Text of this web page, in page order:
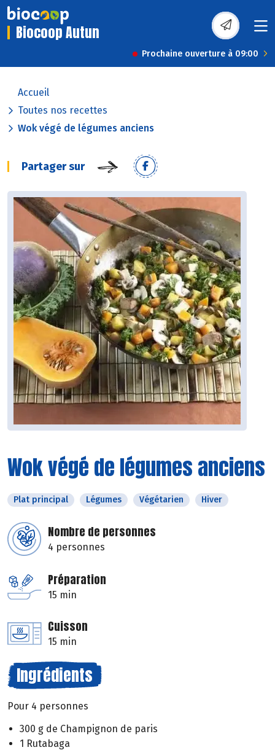
Biocoop Autun
Prochaine ouverture à 09:00
Accueil
Toutes nos recettes
Wok végé de légumes anciens
Partager sur
Wok végé de légumes anciens
Plat principal Légumes Végétarien Hiver
Nombre de personnes
4 personnes
Préparation
15 min
Cuisson
15 min
Ingrédients
Pour 4 personnes
300 g de Champignon de paris
1 Rutabaga